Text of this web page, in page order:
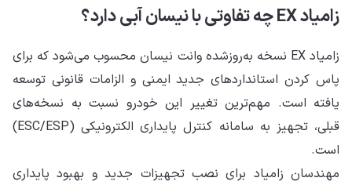
زامیاد EX چه تفاوتی با نیسان آبی دارد؟
زامیاد EX نسخه به‌روزشده وانت نیسان محسوب می‌شود که برای
پاس کردن استانداردهای جدید ایمنی و الزامات قانونی توسعه
یافته است. مهم‌ترین تغییر این خودرو نسبت به نسخه‌های
قبلی، تجهیز به سامانه کنترل پایداری الکترونیکی (ESC/ESP)
است.
مهندسان زامیاد برای نصب تجهیزات جدید و بهبود پایداری